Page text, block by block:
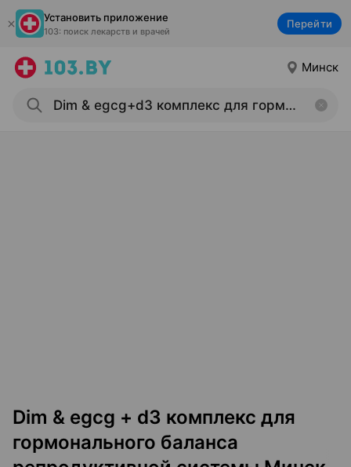
Установить приложение
103: поиск лекарств и врачей
Перейти
Минск
Dim & egcg + d3 комплекс для
гормонального баланса